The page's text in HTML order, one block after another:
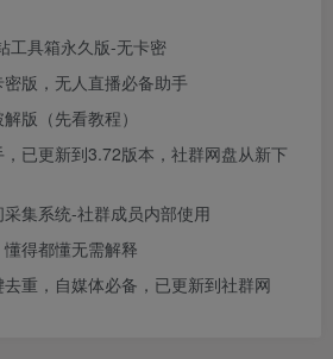
工具箱永久版-无卡密
版，无人直播必备助手
版（先看教程）
已更新到3.72版本，社群网盘从新下
集系统-社群成员内部使用
得都懂无需解释
重，自媒体必备，已更新到社群网